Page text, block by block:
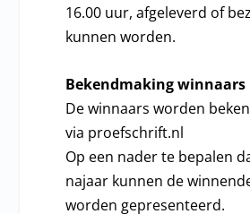
16.00 uur, afgeleverd of
kunnen worden.
Bekendmaking winnaars
De winnaars worden
via proefschrift.nl
Op een nader te bepalen
najaar kunnen de
worden gepresenteerd.